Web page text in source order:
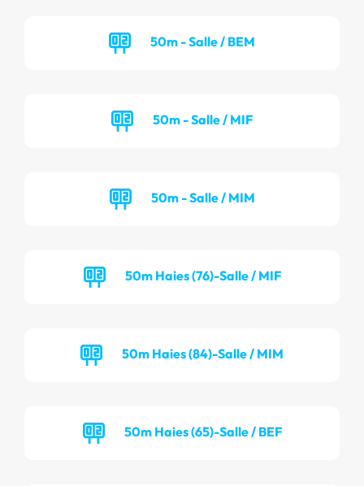
50m - Salle / BEM
50m - Salle / MIF
50m - Salle / MIM
50m Haies (76)-Salle / MIF
50m Haies (84)-Salle / MIM
50m Haies (65)-Salle / BEF